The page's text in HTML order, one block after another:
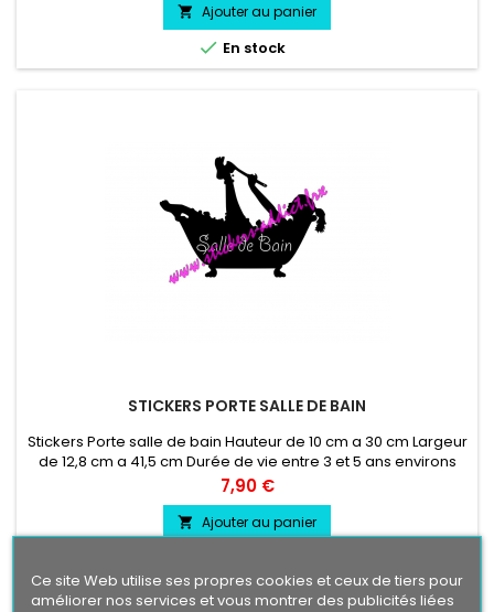
 Ajouter au panier
 En stock
STICKERS PORTE SALLE DE BAIN
Stickers Porte salle de bain Hauteur de 10 cm a 30 cm Largeur
de 12,8 cm a 41,5 cm Durée de vie entre 3 et 5 ans environs
Pose facile livré directement sur papier transfert.
Prix
7,90 €
 Ajouter au panier
Ce site Web utilise ses propres cookies et ceux de tiers pour
améliorer nos services et vous montrer des publicités liées